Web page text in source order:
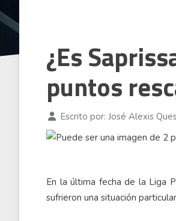
¿Es
puntos
Escrito por: José Alexis
En la última fecha de la Liga
sufrieron una situación